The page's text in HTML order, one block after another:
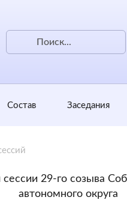
Состав Заседания
29-го созыва
автономного округа